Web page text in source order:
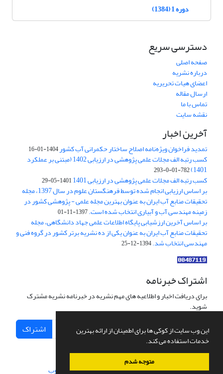
این وب سایت از کوکی ها برای اطمینان از ارائه بهترین
خدمات استفاده می کند.
متوجه شدم
دوره 1 (1384)
دسترسی سریع
صفحه اصلی
درباره نشریه
اعضای هیات تحریریه
ارسال مقاله
تماس با ما
نقشه سایت
آخرین اخبار
تمدید فراخوان ویژه‌نامه اصلاح ساختار حکمرانی آب کشور1404-01-16
کسب رتبه الف مجلات علمی پژوهشی در ارزیابی 1402 (مبتنی بر عملکرد
1401)
782-01-0-293
کسب رتبه الف مجلات علمی پژوهشی در ارزیابی 1401 1401-05-29
بر اساس ارزیابی انجام شده توسط فرهنگستان علوم در سال 1397، مجله
تحقیقات منابع آب ایران به عنوان بهترین مجله علمی - پژوهشی کشور در
زمینه مهندسی آب و آبیاری انتخاب شده است.1397-11-01
بر اساس آخرین ارزشیابی پایگاه اطلاعات علمی جهاد دانشگاهی، مجله
تحقیقات منابع آب ایران به عنوان یکی از ده نشریه برتر کشور در گروه فنی و
مهندسی انتخاب شد.1394-12-25
اشتراک خبرنامه
برای دریافت اخبار و اطلاعیه های مهم نشریه در خبرنامه نشریه مشترک
شوید.
اشتراک
سامانه مدیریت نشریات علمی.طراحی و پیاده سازی از سیناوب